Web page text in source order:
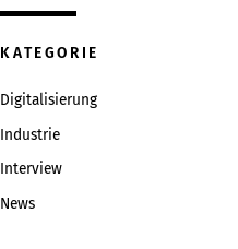
KATEGORIE
Digitalisierung
Industrie
Interview
News